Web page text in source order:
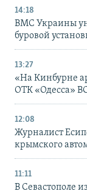
14:18
ВМС Украины
буровой
13:27
«На Кинбурне
ОТК «Одесса»
12:08
Журналист
крымского
11:11
В Севастополе